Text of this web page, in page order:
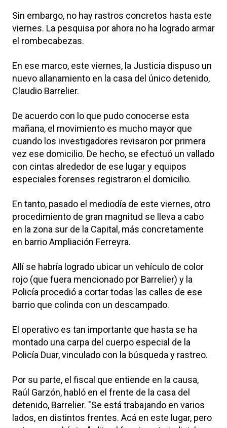
Sin embargo, no hay rastros concretos hasta este
viernes. La pesquisa por ahora no ha logrado armar
el rombecabezas.
En ese marco, este viernes, la Justicia dispuso un
nuevo allanamiento en la casa del único detenido,
Claudio Barrelier.
De acuerdo con lo que pudo conocerse esta
mañana, el movimiento es mucho mayor que
cuando los investigadores revisaron por primera
vez ese domicilio. De hecho, se efectuó un vallado
con cintas alrededor de ese lugar y equipos
especiales forenses registraron el domicilio.
En tanto, pasado el mediodía de este viernes, otro
procedimiento de gran magnitud se lleva a cabo
en la zona sur de la Capital, más concretamente
en barrio Ampliación Ferreyra.
Allí se habría logrado ubicar un vehículo de color
rojo (que fuera mencionado por Barrelier) y la
Policía procedió a cortar todas las calles de ese
barrio que colinda con un descampado.
El operativo es tan importante que hasta se ha
montado una carpa del cuerpo especial de la
Policía Duar, vinculado con la búsqueda y rastreo.
Por su parte, el fiscal que entiende en la causa,
Raúl Garzón, habló en el frente de la casa del
detenido, Barrelier. "Se está trabajando en varios
lados, en distintos frentes. Acá en este lugar, pero